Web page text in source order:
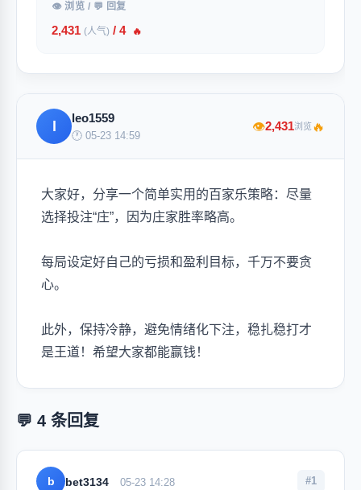
👁 浏览 / 💬 回复
2,431 (人气) / 4 🔥
leo1559
🕐 05-23 14:59
👁2,431浏览🔥
大家好，分享一个简单实用的百家乐策略：尽量
选择投注“庄”，因为庄家胜率略高。
每局设定好自己的亏损和盈利目标，千万不要贪
心。
此外，保持冷静，避免情绪化下注，稳扎稳打才
是王道！希望大家都能赢钱！
💬 4 条回复
b bet3134 05-23 14:28 #1